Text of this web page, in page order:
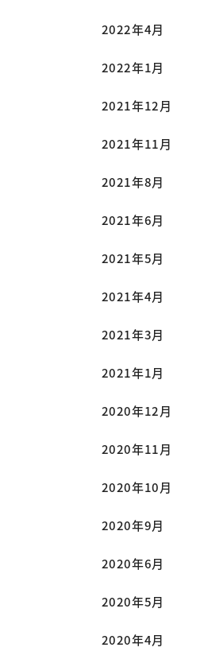
2022年4月
2022年1月
2021年12月
2021年11月
2021年8月
2021年6月
2021年5月
2021年4月
2021年3月
2021年1月
2020年12月
2020年11月
2020年10月
2020年9月
2020年6月
2020年5月
2020年4月